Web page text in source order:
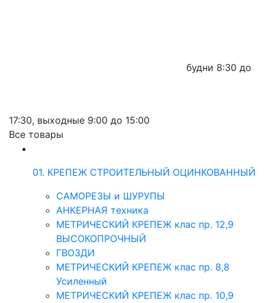
будни 8:30 до
17:30, выходные 9:00 до 15:00
Все товары
01. КРЕПЕЖ СТРОИТЕЛЬНЫЙ ОЦИНКОВАННЫЙ
САМОРЕЗЫ и ШУРУПЫ
АНКЕРНАЯ техника
МЕТРИЧЕСКИЙ КРЕПЕЖ клас пр. 12,9
ВЫСОКОПРОЧНЫЙ
ГВОЗДИ
МЕТРИЧЕСКИЙ КРЕПЕЖ клас пр. 8,8
Усиленный
МЕТРИЧЕСКИЙ КРЕПЕЖ клас пр. 10,9